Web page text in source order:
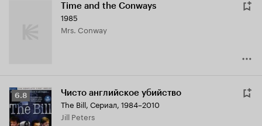
Time and the Conways
1985
Mrs. Conway
Рейтинг
Кинопоиска
6.8
6.8 Чисто английское убийство
The Bill, Сериал, 1984–2010
Jill Peters